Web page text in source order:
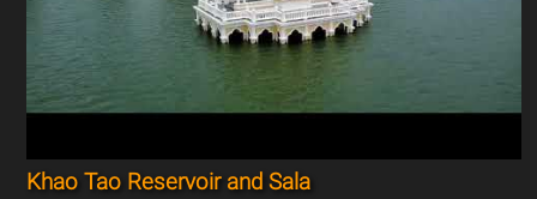
Khao Tao Reservoir and Sala